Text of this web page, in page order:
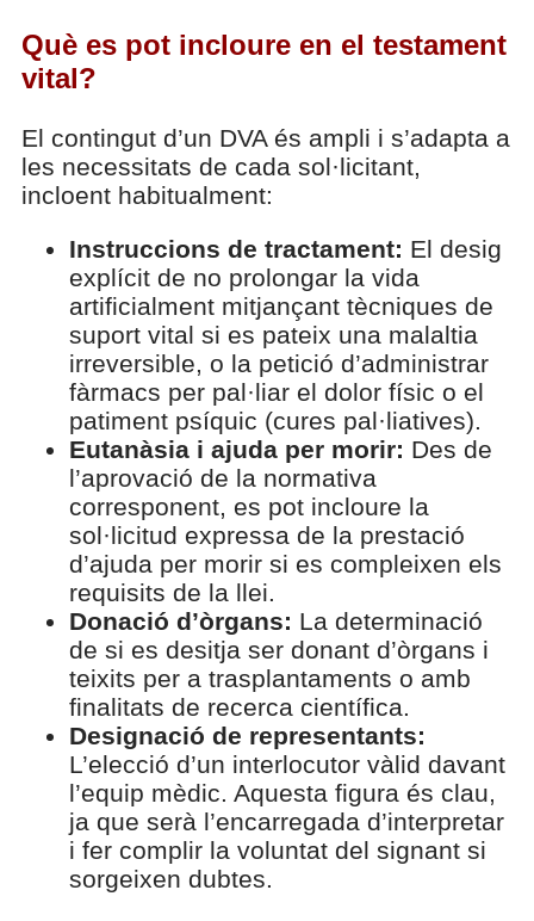
Què es pot incloure en el testament
vital?
El contingut d’un DVA és ampli i s’adapta a
les necessitats de cada sol·licitant,
incloent habitualment:
Instruccions de tractament: El desig
explícit de no prolongar la vida
artificialment mitjançant tècniques de
suport vital si es pateix una malaltia
irreversible, o la petició d’administrar
fàrmacs per pal·liar el dolor físic o el
patiment psíquic (cures pal·liatives).
Eutanàsia i ajuda per morir: Des de
l’aprovació de la normativa
corresponent, es pot incloure la
sol·licitud expressa de la prestació
d’ajuda per morir si es compleixen els
requisits de la llei.
Donació d’òrgans: La determinació
de si es desitja ser donant d’òrgans i
teixits per a trasplantaments o amb
finalitats de recerca científica.
Designació de representants:
L’elecció d’un interlocutor vàlid davant
l’equip mèdic. Aquesta figura és clau,
ja que serà l’encarregada d’interpretar
i fer complir la voluntat del signant si
sorgeixen dubtes.